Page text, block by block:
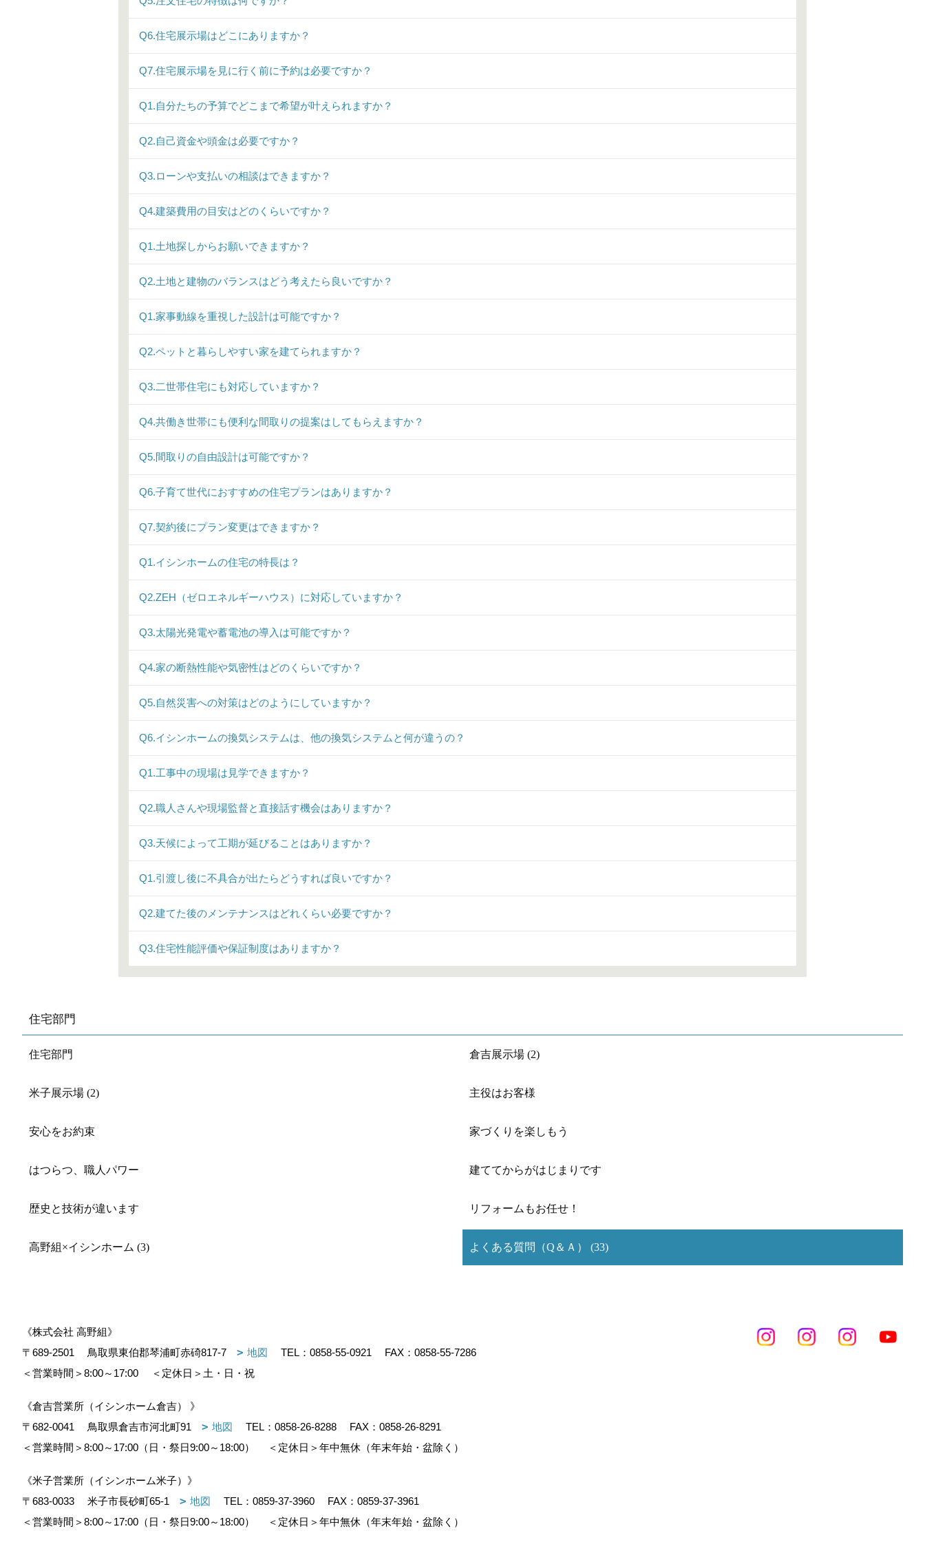
Q6.住宅展示場はどこにありますか？
Q7.住宅展示場を見に行く前に予約は必要ですか？
Q1.自分たちの予算でどこまで希望が叶えられますか？
Q2.自己資金や頭金は必要ですか？
Q3.ローンや支払いの相談はできますか？
Q4.建築費用の目安はどのくらいですか？
Q1.土地探しからお願いできますか？
Q2.土地と建物のバランスはどう考えたら良いですか？
Q1.家事動線を重視した設計は可能ですか？
Q2.ペットと暮らしやすい家を建てられますか？
Q3.二世帯住宅にも対応していますか？
Q4.共働き世帯にも便利な間取りの提案はしてもらえますか？
Q5.間取りの自由設計は可能ですか？
Q6.子育て世代におすすめの住宅プランはありますか？
Q7.契約後にプラン変更はできますか？
Q1.イシンホームの住宅の特長は？
Q2.ZEH（ゼロエネルギーハウス）に対応していますか？
Q3.太陽光発電や蓄電池の導入は可能ですか？
Q4.家の断熱性能や気密性はどのくらいですか？
Q5.自然災害への対策はどのようにしていますか？
Q6.イシンホームの換気システムは、他の換気システムと何が違うの？
Q1.工事中の現場は見学できますか？
Q2.職人さんや現場監督と直接話す機会はありますか？
Q3.天候によって工期が延びることはありますか？
Q1.引渡し後に不具合が出たらどうすれば良いですか？
Q2.建てた後のメンテナンスはどれくらい必要ですか？
Q3.住宅性能評価や保証制度はありますか？
住宅部門
住宅部門 倉吉展示場 (2)
米子展示場 (2) 主役はお客様
安心をお約束 家づくりを楽しもう
はつらつ、職人パワー 建ててからがはじまりです
歴史と技術が違います リフォームもお任せ！
高野組×イシンホーム (3) よくある質問（Q＆Ａ） (33)
《株式会社 高野組》
〒689-2501
鳥取県東伯郡琴浦町赤碕817-7 地図 TEL： 0858-55-0921
FAX：0858-55-7286
＜営業時間＞8:00～17:00
＜定休日＞土・日・祝
《倉吉営業所（イシンホーム倉吉） 》
〒682-0041
鳥取県倉吉市河北町91 地図 TEL： 0858-26-8288
FAX：0858-26-8291
＜営業時間＞8:00～17:00（日・祭日9:00～18:00）
＜定休日＞年中無休（年末年始・盆除く）
《米子営業所（イシンホーム米子）》
〒683-0033
米子市長砂町65-1 地図 TEL： 0859-37-3960
FAX：0859-37-3961
＜営業時間＞8:00～17:00（日・祭日9:00～18:00）
＜定休日＞年中無休（年末年始・盆除く）